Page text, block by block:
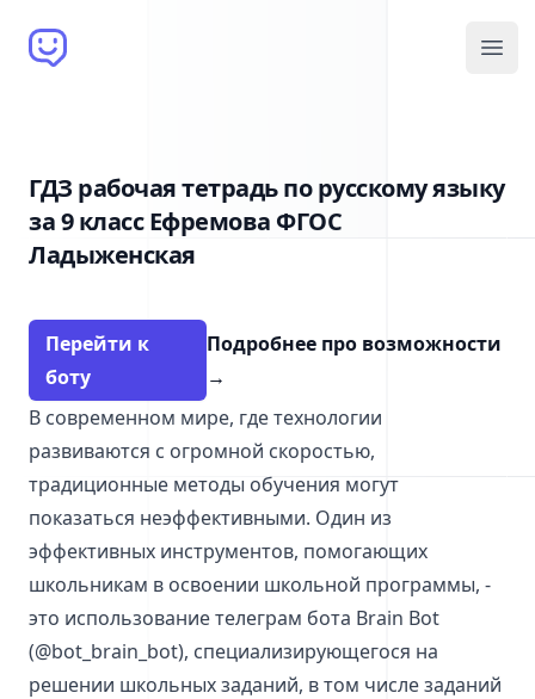
Brain Bot
ГДЗ рабочая тетрадь по русскому языку
за 9 класс Ефремова ФГОС
Ладыженская
Перейти к
боту
Подробнее про возможности
→
В современном мире, где технологии
развиваются с огромной скоростью,
традиционные методы обучения могут
показаться неэффективными. Один из
эффективных инструментов, помогающих
школьникам в освоении школьной программы, -
это использование телеграм бота Brain Bot
(@bot_brain_bot), специализирующегося на
решении школьных заданий, в том числе заданий